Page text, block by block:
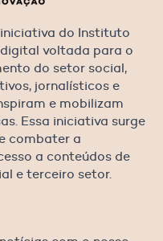
do Instituto
voltada para o
do setor social,
jornalísticos e
e mobilizam
Essa iniciativa surge
combater a
a conteúdos de
e terceiro setor.